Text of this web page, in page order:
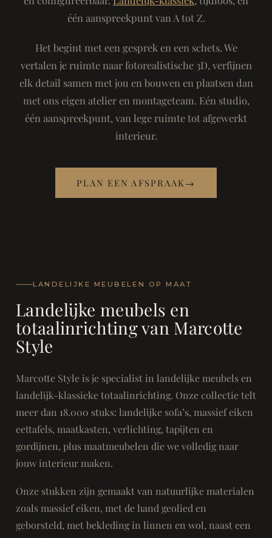
één aanspreekpunt van A tot Z.
Het begint met een gesprek en een schets. We
vertalen je ruimte naar fotorealistische 3D, verfijnen
elk detail samen met jou en bouwen en plaatsen dan
met ons eigen atelier en montageteam. Eén studio,
één aanspreekpunt, van lege ruimte tot afgewerkt
interieur.
PLAN EEN AFSPRAAK →
LANDELIJKE MEUBELEN OP MAAT
Landelijke meubels en
totaalinrichting van Marcotte
Style
Marcotte Style is je specialist in landelijke meubels en
landelijk-klassieke totaalinrichting. Onze collectie telt
meer dan 18.000 stuks: landelijke sofa’s, massief eiken
eettafels, maatkasten, verlichting, tapijten en
gordijnen, plus maatmeubelen die we volledig naar
jouw interieur maken.
Onze stukken zijn gemaakt van natuurlijke materialen
zoals massief eiken, met de hand geolied en
geborsteld, met bekleding in linnen en wol, naast een